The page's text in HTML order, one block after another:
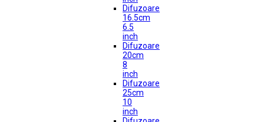
Difuzoare
16.5cm
6.5
inch
Difuzoare
20cm
8
inch
Difuzoare
25cm
10
inch